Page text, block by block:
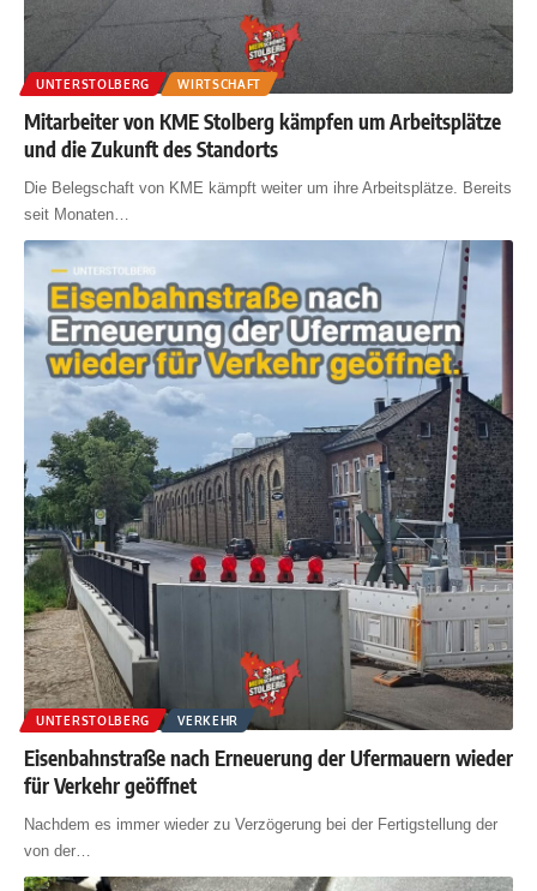
UNTERSTOLBERG WIRTSCHAFT
Mitarbeiter von KME Stolberg kämpfen um Arbeitsplätze
und die Zukunft des Standorts
Die Belegschaft von KME kämpft weiter um ihre Arbeitsplätze. Bereits
seit Monaten
UNTERSTOLBERG VERKEHR
Eisenbahnstraße nach Erneuerung der Ufermauern wieder
für Verkehr geöffnet
Nachdem es immer wieder zu Verzögerung bei der Fertigstellung der
von der